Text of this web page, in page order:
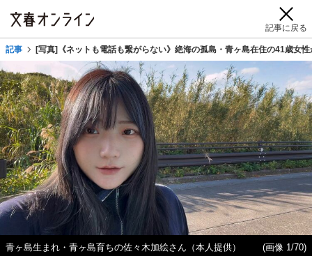
記事に戻る
記事 [写真]《ネットも電話も繋がらない》絶海の孤島・青ヶ島在住の41歳女
青ヶ島生まれ・青ヶ島育ちの佐々木加絵さん（本人提供） (画像 1/70)